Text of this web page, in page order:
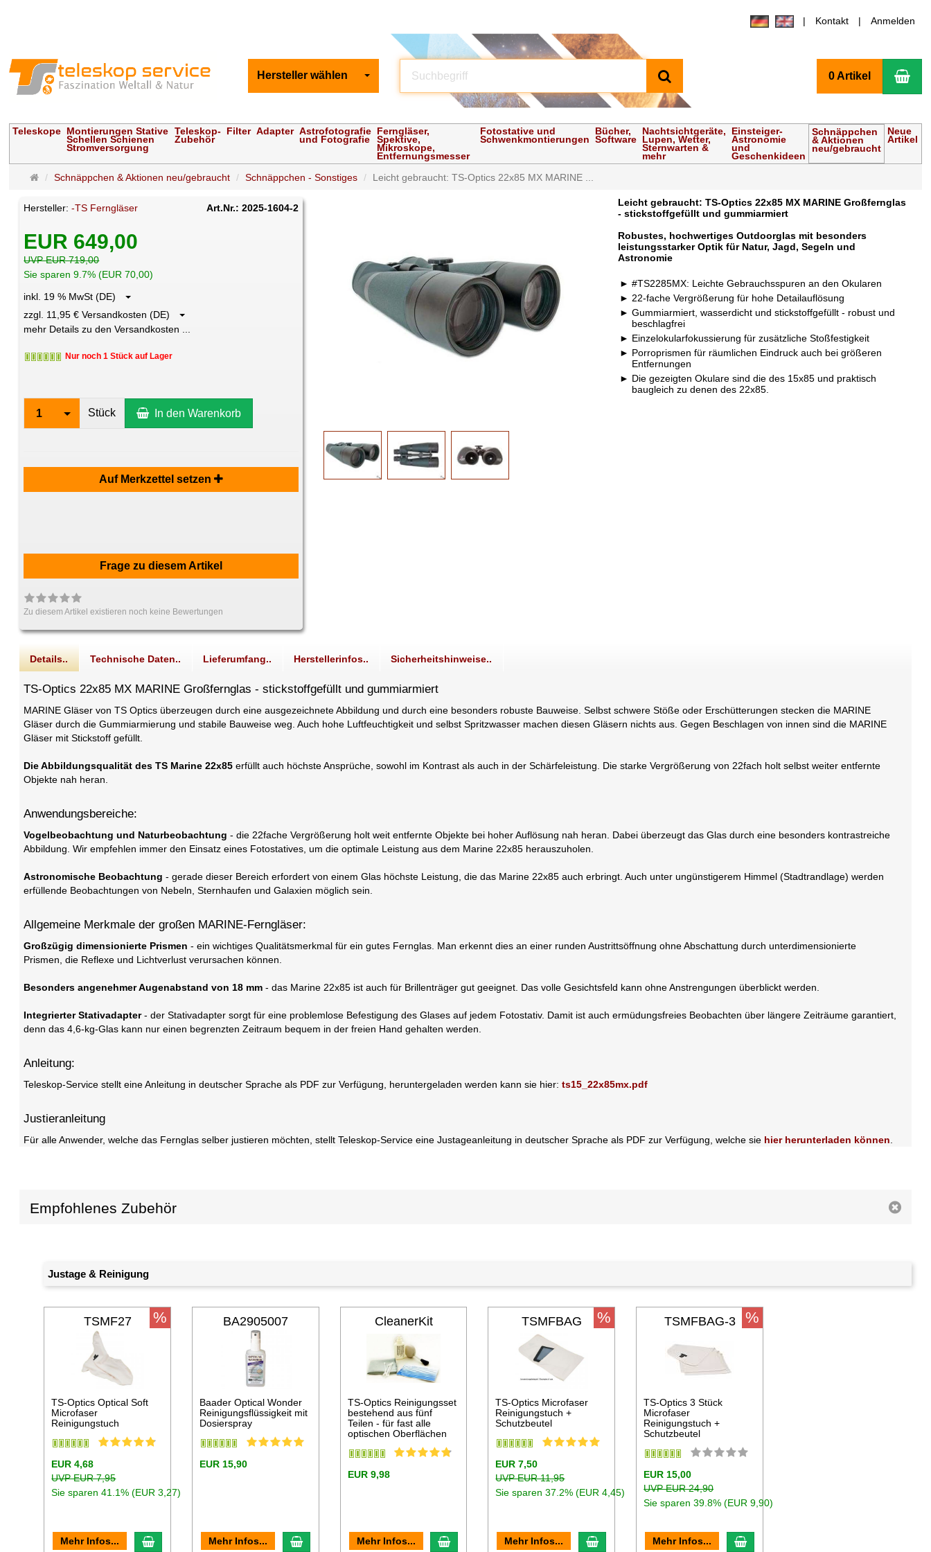
Kontakt Anmelden
Hersteller wählen 0 Artikel
Teleskope Montierungen Stative
Schellen Schienen
Stromversorgung
Teleskop-
Zubehör
Filter Adapter Astrofotografie
und Fotografie
Ferngläser,
Spektive,
Mikroskope,
Entfernungsmesser
Fotostative und
Schwenkmontierungen
Bücher,
Software
Nachtsichtgeräte,
Lupen, Wetter,
Sternwarten &
mehr
Einsteiger-
Astronomie
und
Geschenkideen
Schnäppchen
& Aktionen
neu/gebraucht
Neue
Artikel
Startseite
Schnäppchen & Aktionen neu/gebraucht Schnäppchen - Sonstiges Leicht gebraucht: TS-Optics 22x85 MX MARINE ...
Hersteller:-TS Ferngläser Art.Nr.: 2025-1604-2
EUR 649,00
UVP EUR 719,00
Sie sparen 9.7% (EUR 70,00)
inkl. 19 % MwSt (DE)
zzgl. 11,95 € Versandkosten (DE)
mehr Details zu den Versandkosten ...
Nur noch 1 Stück auf Lager
1 Stück In den Warenkorb
Auf Merkzettel setzen
Frage zu diesem Artikel
Zu diesem Artikel existieren noch keine Bewertungen
Leicht gebraucht: TS-Optics 22x85 MX MARINE Großfernglas
- stickstoffgefüllt und gummiarmiert
Robustes, hochwertiges Outdoorglas mit besonders
leistungsstarker Optik für Natur, Jagd, Segeln und
Astronomie
#TS2285MX: Leichte Gebrauchsspuren an den Okularen
22-fache Vergrößerung für hohe Detailauflösung
Gummiarmiert, wasserdicht und stickstoffgefüllt - robust und
beschlagfrei
Einzelokularfokussierung für zusätzliche Stoßfestigkeit
Porroprismen für räumlichen Eindruck auch bei größeren
Entfernungen
Die gezeigten Okulare sind die des 15x85 und praktisch
baugleich zu denen des 22x85.
Details.. Technische Daten.. Lieferumfang.. Herstellerinfos.. Sicherheitshinweise..
TS-Optics 22x85 MX MARINE Großfernglas - stickstoffgefüllt und gummiarmiert
MARINE Gläser von TS Optics überzeugen durch eine ausgezeichnete Abbildung und durch eine besonders robuste Bauweise. Selbst schwere Stöße oder Erschütterungen stecken die MARINE
Gläser durch die Gummiarmierung und stabile Bauweise weg. Auch hohe Luftfeuchtigkeit und selbst Spritzwasser machen diesen Gläsern nichts aus. Gegen Beschlagen von innen sind die MARINE
Gläser mit Stickstoff gefüllt.
Die Abbildungsqualität des TS Marine 22x85 erfüllt auch höchste Ansprüche, sowohl im Kontrast als auch in der Schärfeleistung. Die starke Vergrößerung von 22fach holt selbst weiter entfernte
Objekte nah heran.
Anwendungsbereiche:
Vogelbeobachtung und Naturbeobachtung - die 22fache Vergrößerung holt weit entfernte Objekte bei hoher Auflösung nah heran. Dabei überzeugt das Glas durch eine besonders kontrastreiche
Abbildung. Wir empfehlen immer den Einsatz eines Fotostatives, um die optimale Leistung aus dem Marine 22x85 herauszuholen.
Astronomische Beobachtung - gerade dieser Bereich erfordert von einem Glas höchste Leistung, die das Marine 22x85 auch erbringt. Auch unter ungünstigerem Himmel (Stadtrandlage) werden
erfüllende Beobachtungen von Nebeln, Sternhaufen und Galaxien möglich sein.
Allgemeine Merkmale der großen MARINE-Ferngläser:
Großzügig dimensionierte Prismen - ein wichtiges Qualitätsmerkmal für ein gutes Fernglas. Man erkennt dies an einer runden Austrittsöffnung ohne Abschattung durch unterdimensionierte
Prismen, die Reflexe und Lichtverlust verursachen können.
Besonders angenehmer Augenabstand von 18 mm - das Marine 22x85 ist auch für Brillenträger gut geeignet. Das volle Gesichtsfeld kann ohne Anstrengungen überblickt werden.
Integrierter Stativadapter- der Stativadapter sorgt für eine problemlose Befestigung des Glases auf jedem Fotostativ. Damit ist auch ermüdungsfreies Beobachten über längere Zeiträume garantiert,
denn das 4,6-kg-Glas kann nur einen begrenzten Zeitraum bequem in der freien Hand gehalten werden.
Anleitung:
Teleskop-Service stellt eine Anleitung in deutscher Sprache als PDF zur Verfügung, heruntergeladen werden kann sie hier:ts15_22x85mx.pdf
Justieranleitung
Für alle Anwender, welche das Fernglas selber justieren möchten, stellt Teleskop-Service eine Justageanleitung in deutscher Sprache als PDF zur Verfügung, welche sie hier herunterladen können
Empfohlenes Zubehör
Justage & Reinigung
TSMF27
TS-Optics Optical Soft
Microfaser
Reinigungstuch
EUR 4,68
UVP EUR 7,95
Sie sparen 41.1% (EUR 3,27)
Mehr Infos... In den Warenkorb
% BA2905007
Baader Optical Wonder
Reinigungsflüssigkeit mit
Dosierspray
EUR 15,90
Mehr Infos... In den Warenkorb
CleanerKit
TS-Optics Reinigungsset
bestehend aus fünf
Teilen - für fast alle
optischen Oberflächen
EUR 9,98
Mehr Infos... In den Warenkorb
TSMFBAG
TS-Optics Microfaser
Reinigungstuch +
Schutzbeutel
EUR 7,50
UVP EUR 11,95
Sie sparen 37.2% (EUR 4,45)
Mehr Infos... In den Warenkorb
% TSMFBAG-3
TS-Optics 3 Stück
Microfaser
Reinigungstuch +
Schutzbeutel
EUR 15,00
UVP EUR 24,90
Sie sparen 39.8% (EUR 9,90)
Mehr Infos... In den Warenkorb
%